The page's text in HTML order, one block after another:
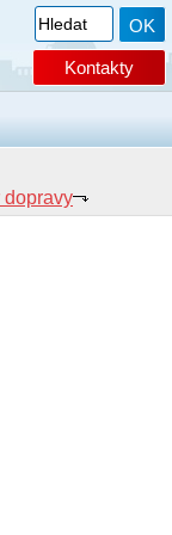
Kontakty
dopravy